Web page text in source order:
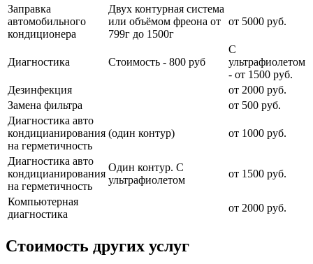
Заправка
автомобильного
кондиционера
Двух контурная система
или объёмом фреона от
799г до 1500г
от 5000 руб.
Диагностика Стоимость - 800 руб
С
ультрафиолетом
- от 1500 руб.
Дезинфекция
от 2000 руб.
Замена фильтра
от 500 руб.
Диагностика авто
кондицианирования
на герметичность
(один контур) от 1000 руб.
Диагностика авто
кондицианирования
на герметичность
Один контур. С
ультрафиолетом
от 1500 руб.
Компьютерная
диагностика
от 2000 руб.
Стоимость других услуг